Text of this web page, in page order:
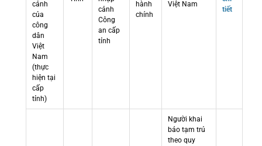
cảnh
của
công
dân
Việt
Nam
(thực
hiện tại
cấp
tỉnh)
cảnh
Công
an cấp
tỉnh
hành
chính
Việt Nam
tiết
Người khai
báo tạm trú
theo quy